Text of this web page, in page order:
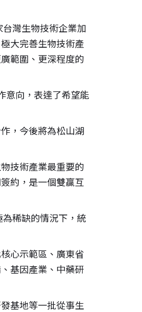
灣生物技術企業加
大完善生物技術產
範圍、更深程度的
意向，表達了希望能
，今後將為松山湖
技術產業最重要的
約，是一個雙贏互
稀缺的情況下，統
心示範區、廣東省
基因產業、中藥研
基地等一批從事生